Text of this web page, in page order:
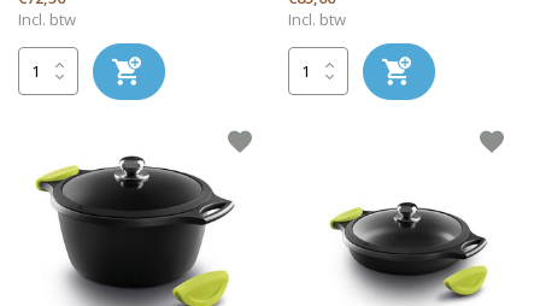
Incl. btw
Incl. btw